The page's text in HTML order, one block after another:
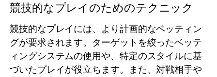
競技的なプレイのためのテクニック
競技的なプレイには、より計画的なベッティン
グが要求されます。ターゲットを絞ったベッテ
ィングシステムの使用や、特定のスタイルに基
づいたプレイが役立ちます。また、対戦相手や